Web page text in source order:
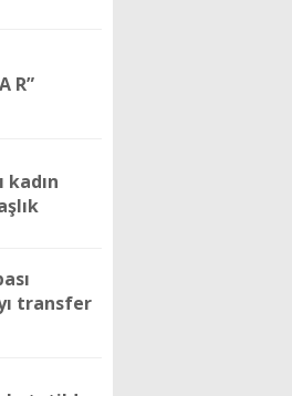
R”
kadın
transfer